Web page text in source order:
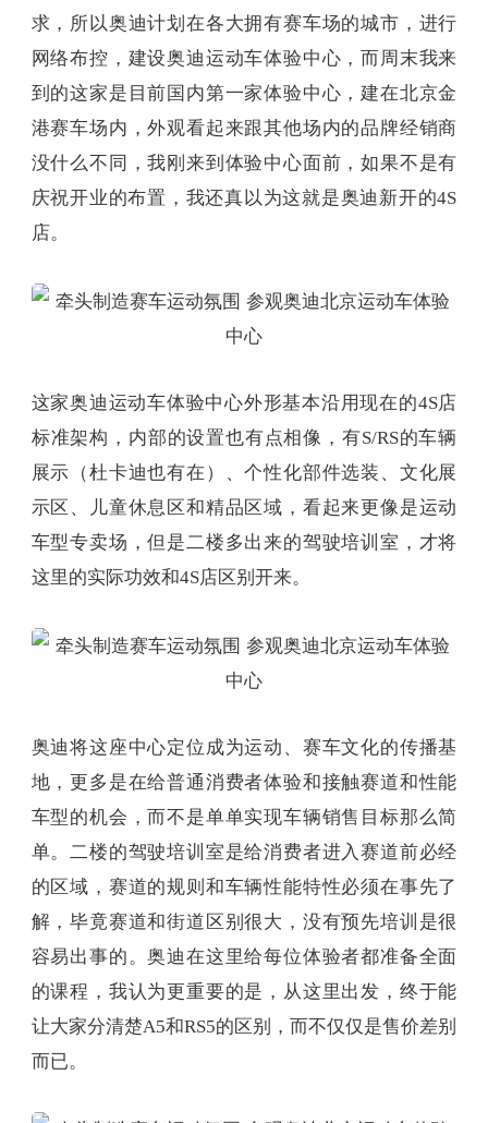
求，所以奥迪计划在各大拥有赛车场的城市，进行
网络布控，建设奥迪运动车体验中心，而周末我来
到的这家是目前国内第一家体验中心，建在北京金
港赛车场内，外观看起来跟其他场内的品牌经销商
没什么不同，我刚来到体验中心面前，如果不是有
庆祝开业的布置，我还真以为这就是奥迪新开的4S
店。
这家奥迪运动车体验中心外形基本沿用现在的4S店
标准架构，内部的设置也有点相像，有S/RS的车辆
展示（杜卡迪也有在）、个性化部件选装、文化展
示区、儿童休息区和精品区域，看起来更像是运动
车型专卖场，但是二楼多出来的驾驶培训室，才将
这里的实际功效和4S店区别开来。
奥迪将这座中心定位成为运动、赛车文化的传播基
地，更多是在给普通消费者体验和接触赛道和性能
车型的机会，而不是单单实现车辆销售目标那么简
单。二楼的驾驶培训室是给消费者进入赛道前必经
的区域，赛道的规则和车辆性能特性必须在事先了
解，毕竟赛道和街道区别很大，没有预先培训是很
容易出事的。奥迪在这里给每位体验者都准备全面
的课程，我认为更重要的是，从这里出发，终于能
让大家分清楚A5和RS5的区别，而不仅仅是售价差别
而已。